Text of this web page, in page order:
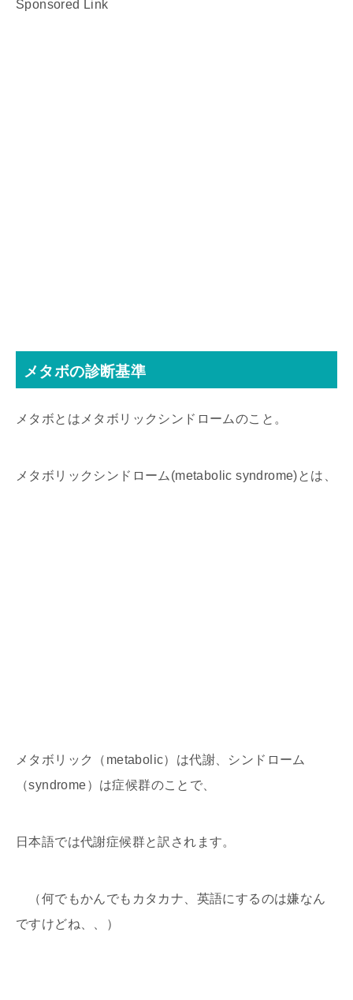
Sponsored Link
メタボの診断基準
メタボとはメタボリックシンドロームのこと。
メタボリックシンドローム(metabolic syndrome)とは、
メタボリック（metabolic）は代謝、シンドローム
（syndrome）は症候群のことで、
日本語では代謝症候群と訳されます。
（何でもかんでもカタカナ、英語にするのは嫌なん
ですけどね、、）